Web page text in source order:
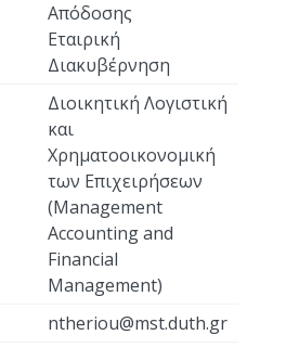
Απόδοσης
Εταιρική
Διακυβέρνηση
Διοικητική Λογιστική
και
Χρηματοοικονομική
των Επιχειρήσεων
(Management
Accounting and
Financial
Management)
ntheriou@mst.duth.gr